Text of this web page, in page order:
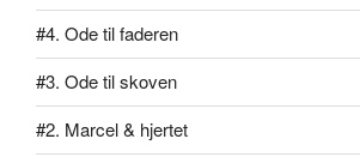
#4. Ode til faderen
#3. Ode til skoven
#2. Marcel & hjertet